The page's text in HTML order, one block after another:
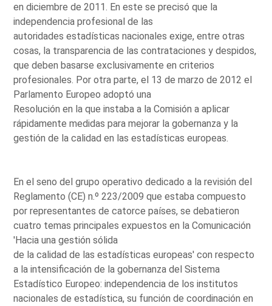
en diciembre de 2011. En este se precisó que la
independencia profesional de las
autoridades estadísticas nacionales exige, entre otras
cosas, la transparencia de las contrataciones y despidos,
que deben basarse exclusivamente en criterios
profesionales. Por otra parte, el 13 de marzo de 2012 el
Parlamento Europeo adoptó una
Resolución en la que instaba a la Comisión a aplicar
rápidamente medidas para mejorar la gobernanza y la
gestión de la calidad en las estadísticas europeas.
En el seno del grupo operativo dedicado a la revisión del
Reglamento (CE) n.º 223/2009 que estaba compuesto
por representantes de catorce países, se debatieron
cuatro temas principales expuestos en la Comunicación
'Hacia una gestión sólida
de la calidad de las estadísticas europeas' con respecto
a la intensificación de la gobernanza del Sistema
Estadístico Europeo: independencia de los institutos
nacionales de estadística, su función de coordinación en